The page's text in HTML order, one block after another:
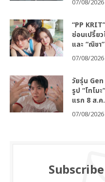
07/08/2026
“PP
ซ่อนเปรี้ย
และ “ณิชา
07/08/2026
วัยรุ่น
รูป “โทโม
แรก 8 ส.ค
07/08/2026